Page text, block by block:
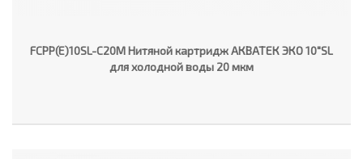
FCPP(E)10SL-C20M Нитяной картридж АКВАТЕК ЭКО 10"SL
для холодной воды 20 мкм